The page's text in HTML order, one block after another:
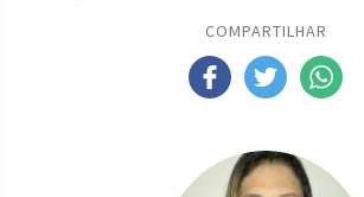
COMPARTILHAR